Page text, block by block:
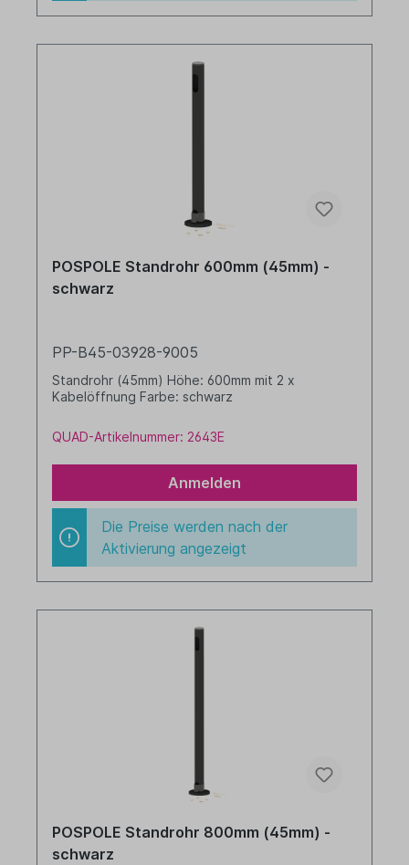
POSPOLE Standrohr 600mm (45mm) -
schwarz
PP-B45-03928-9005
Standrohr (45mm) Höhe: 600mm mit 2 x
Kabelöffnung Farbe: schwarz
QUAD-Artikelnummer: 2643E
Anmelden
Die Preise werden nach der
Aktivierung angezeigt
POSPOLE Standrohr 800mm (45mm) -
schwarz